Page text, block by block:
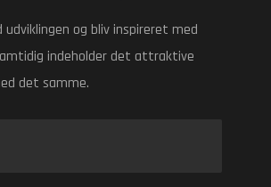
og bliv inspireret med
indeholder det attraktive
det samme.